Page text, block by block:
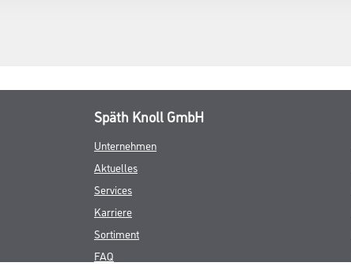
Späth Knoll GmbH
Unternehmen
Aktuelles
Services
Karriere
Sortiment
FAQ